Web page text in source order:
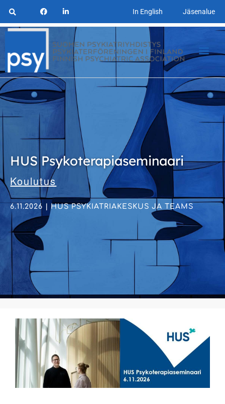
In English Jäsenalue
HUS Psykoterapiaseminaari
Koulutus
6.11.2026 | HUS PSYKIATRIAKESKUS JA TEAMS